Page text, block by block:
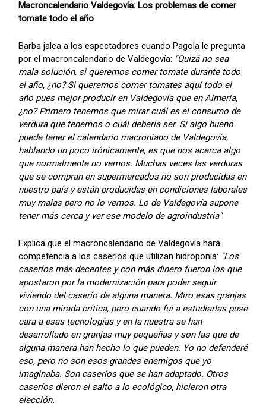
Macroncalendario Valdegovía: Los problemas de comer
tomate todo el año
Barba jalea a los espectadores cuando Pagola le pregunta
por el macroncalendario de Valdegovía: "Quizá no sea
mala solución, si queremos comer tomate durante todo
el año, ¿no? Si queremos comer tomates aquí todo el
año pues mejor producir en Valdegovía que en Almería,
¿no? Primero tenemos que mirar cuál es el consumo de
verdura que tenemos o cuál debería ser. Si algo bueno
puede tener el calendario macroniano de Valdegovía,
hablando un poco irónicamente, es que nos acerca algo
que normalmente no vemos. Muchas veces las verduras
que se compran en supermercados no son producidas en
nuestro país y están producidas en condiciones laborales
muy malas pero no lo vemos. Lo de Valdegovía supone
tener más cerca y ver ese modelo de agroindustria".
Explica que el macroncalendario de Valdegovía hará
competencia a los caseríos que utilizan hidroponía: "Los
caseríos más decentes y con más dinero fueron los que
apostaron por la modernización para poder seguir
viviendo del caserío de alguna manera. Miro esas granjas
con una mirada crítica, pero cuando fui a estudiarlas puse
cara a esas tecnologías y en la nuestra se han
desarrollado en granjas muy pequeñas y son las que de
alguna manera han hecho lo que pueden. Yo no defenderé
eso, pero no son esos grandes enemigos que yo
imaginaba. Son caseríos que se han adaptado. Otros
caseríos dieron el salto a lo ecológico, hicieron otra
elección.